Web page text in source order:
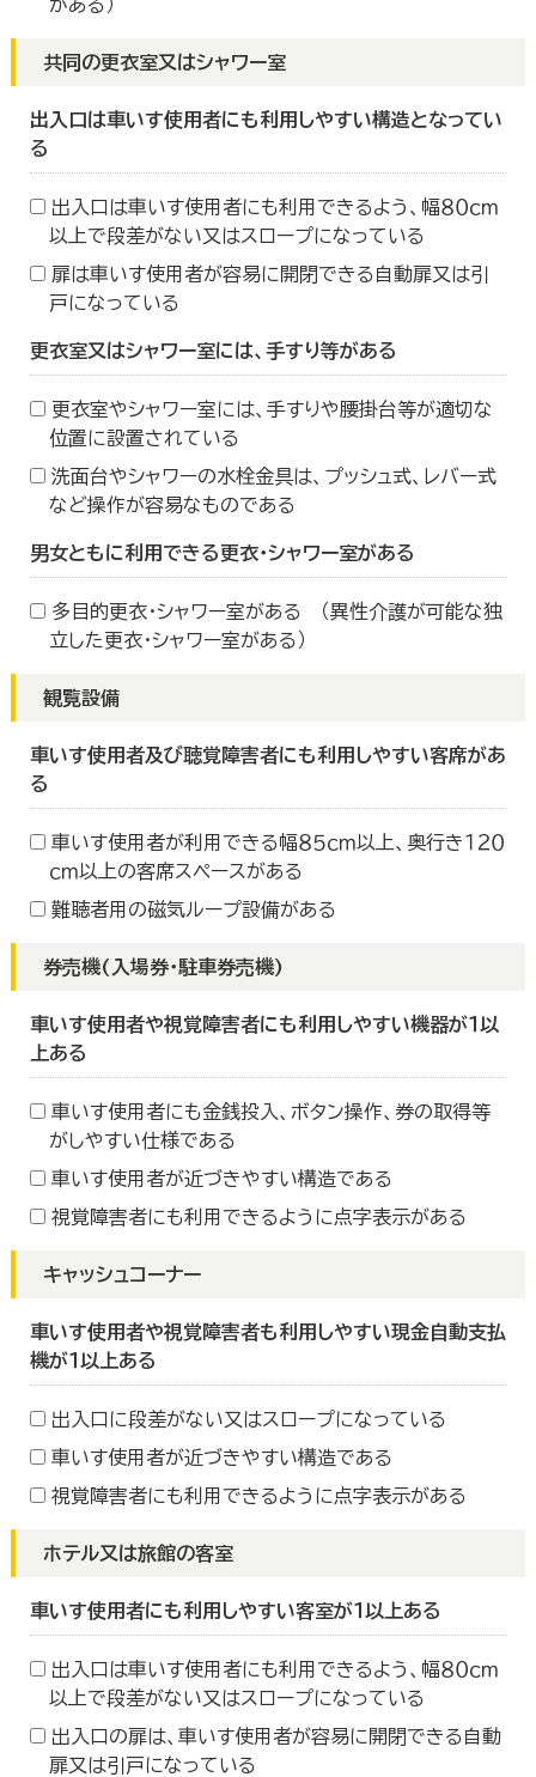
がある）
共同の更衣室又はシャワー室
出入口は車いす使用者にも利用しやすい構造となってい
る
出入口は車いす使用者にも利用できるよう、幅８０ｃｍ
以上で段差がない又はスロープになっている
扉は車いす使用者が容易に開閉できる自動扉又は引
戸になっている
更衣室又はシャワー室には、手すり等がある
更衣室やシャワー室には、手すりや腰掛台等が適切な
位置に設置されている
洗面台やシャワーの水栓金具は、プッシュ式、レバー式
など操作が容易なものである
男女ともに利用できる更衣・シャワー室がある
多目的更衣・シャワー室がある （異性介護が可能な独
立した更衣・シャワー室がある）
観覧設備
車いす使用者及び聴覚障害者にも利用しやすい客席があ
る
車いす使用者が利用できる幅８５ｃｍ以上、奥行き１２０
ｃｍ以上の客席スペースがある
難聴者用の磁気ループ設備がある
券売機(入場券・駐車券売機)
車いす使用者や視覚障害者にも利用しやすい機器が１以
上ある
車いす使用者にも金銭投入、ボタン操作、券の取得等
がしやすい仕様である
車いす使用者が近づきやすい構造である
視覚障害者にも利用できるように点字表示がある
キャッシュコーナー
車いす使用者や視覚障害者も利用しやすい現金自動支払
機が１以上ある
出入口に段差がない又はスロープになっている
車いす使用者が近づきやすい構造である
視覚障害者にも利用できるように点字表示がある
ホテル又は旅館の客室
車いす使用者にも利用しやすい客室が１以上ある
出入口は車いす使用者にも利用できるよう、幅８０ｃｍ
以上で段差がない又はスロープになっている
出入口の扉は、車いす使用者が容易に開閉できる自動
扉又は引戸になっている